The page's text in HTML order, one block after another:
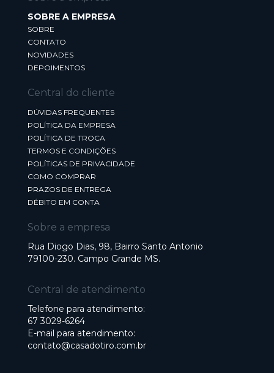
SOBRE A EMPRESA
SOBRE
CONTATO
NOVIDADES
DEPOIMENTOS
Central do cliente
DÚVIDAS FREQUENTES
POLÍTICA DA EMPRESA
POLÍTICA DE TROCA
TERMOS E CONDIÇÕES
POLÍTICAS DE PRIVACIDADE
COMO COMPRAR
PRAZOS DE ENTREGA
DÉBITO EM CONTA
Sobre a empresa
Rua Diogo Dias, 98, Bairro Santo Antonio
79100-230. Campo Grande MS.
Central de atendimento
Telefone para atendimento:
67 3029-6264
E-mail para atendimento:
contato@casadotiro.com.br